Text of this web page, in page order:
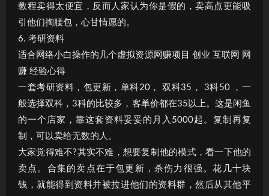
教程卖得太便宜，反而人家认为你是假的，卖高点更能吸
引他们掏腰包，心甘情愿的。
6. 考研资料
适合网络小白操作的几个虚拟资源网赚项目 创业 互联网 网
赚 经验心得
一套考研资料，包更新，单科20， 双科35， 3科50 ，一
般选择双科，3科的比较多，客单价都在35以上。这是闲鱼
的一个店家，靠这套资料妥妥的月入5000起。复制再复
制，可以卖给无数的人。
大家觉得难不?其实不难，想要复制他的模式，看一下他的
卖点。合集的卖点在于包更新，杀伤力很强。花几十块
钱，就能得到资料并被拉进他们的资料群，然后从其他平